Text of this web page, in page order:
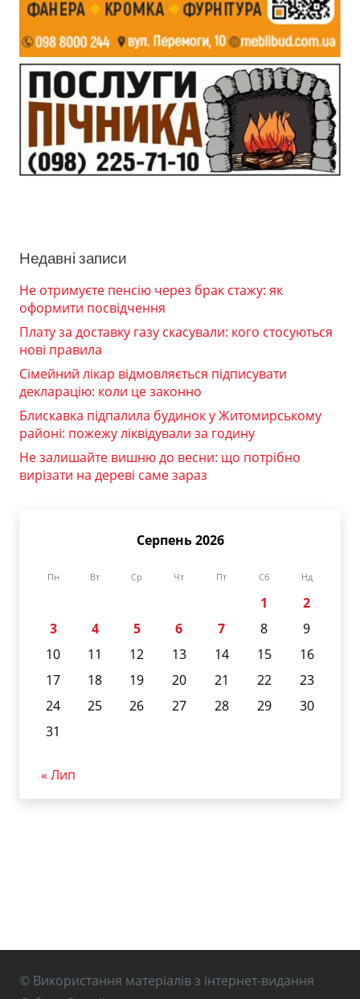
Недавні записи
Не отримуєте пенсію через брак стажу: як
оформити посвідчення
Плату за доставку газу скасували: кого стосуються
нові правила
Сімейний лікар відмовляється підписувати
декларацію: коли це законно
Блискавка підпалила будинок у Житомирському
районі: пожежу ліквідували за годину
Не залишайте вишню до весни: що потрібно
вирізати на дереві саме зараз
Серпень 2026
Пн Вт Ср Чт Пт Сб Нд
1
2
3
4 5 6 7 8
9
10
11 12 13 14 15
16
17
18 19 20 21 22
23
24
25 26 27 28 29
30
31
« Лип
© Використання матеріалів з інтернет-видання